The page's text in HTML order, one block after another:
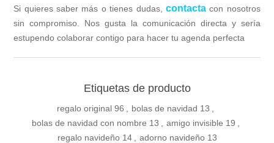
Si quieres saber más o tienes dudas, contacta con nosotros
sin compromiso. Nos gusta la comunicación directa y sería
estupendo colaborar contigo para hacer tu agenda perfecta
Etiquetas de producto
regalo original 96 bolas de navidad 13
bolas de navidad con nombre 13 amigo invisible 19
regalo navideño 14 adorno navideño 13